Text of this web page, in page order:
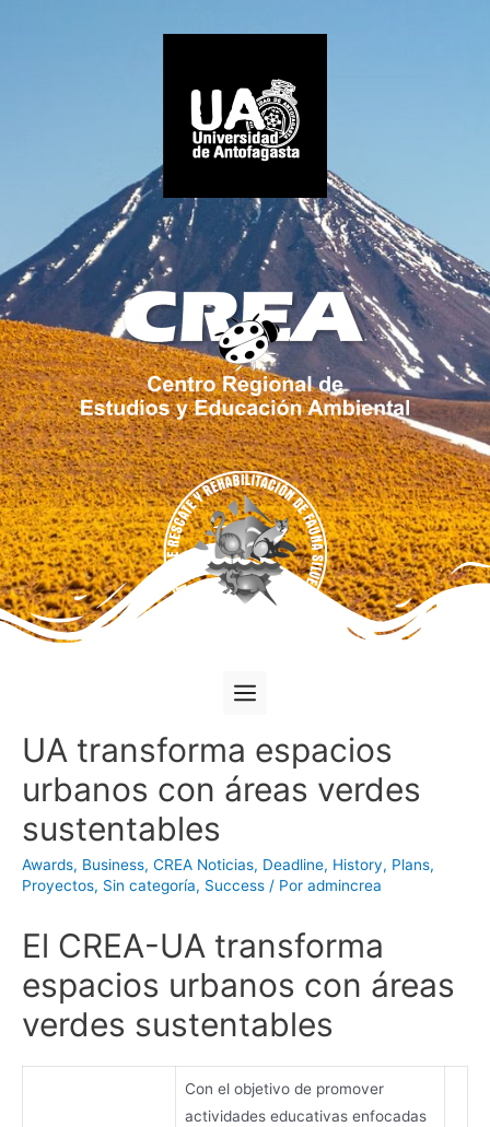
UA transforma espacios
urbanos con áreas verdes
sustentables
Awards, Business, CREA Noticias, Deadline, History, Plans,
Proyectos, Sin categoría, Success / Por admincrea
El CREA-UA transforma
espacios urbanos con áreas
verdes sustentables
Con el objetivo de promover
actividades educativas enfocadas